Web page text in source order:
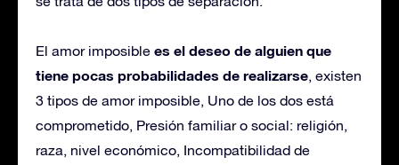
El amor imposible es el deseo de alguien que
tiene pocas probabilidades de realizarse, existen
3 tipos de amor imposible, Uno de los dos está
comprometido, Presión familiar o social: religión,
raza, nivel económico, Incompatibilidad de